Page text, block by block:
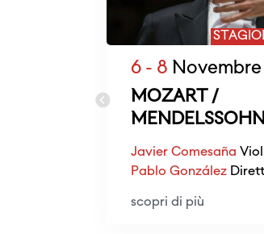
6 - 8 Novembre
MOZART /
Javier Comesaña
Pablo González
scopri di più